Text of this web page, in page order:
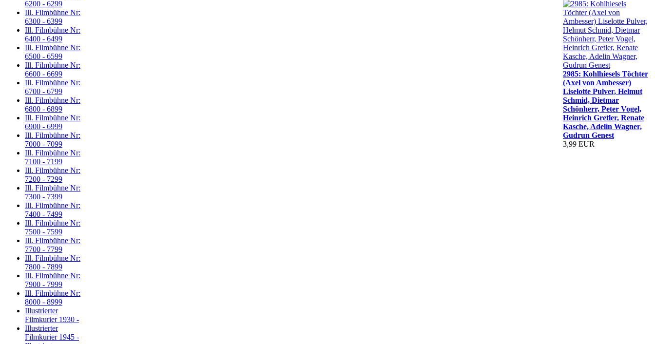
6200 - 6299
Ill. Filmbühne Nr:
6300 - 6399
Ill. Filmbühne Nr:
6400 - 6499
Ill. Filmbühne Nr:
6500 - 6599
Ill. Filmbühne Nr:
6600 - 6699
Ill. Filmbühne Nr:
6700 - 6799
Ill. Filmbühne Nr:
6800 - 6899
Ill. Filmbühne Nr:
6900 - 6999
Ill. Filmbühne Nr:
7000 - 7099
Ill. Filmbühne Nr:
7100 - 7199
Ill. Filmbühne Nr:
7200 - 7299
Ill. Filmbühne Nr:
7300 - 7399
Ill. Filmbühne Nr:
7400 - 7499
Ill. Filmbühne Nr:
7500 - 7599
Ill. Filmbühne Nr:
7700 - 7799
Ill. Filmbühne Nr:
7800 - 7899
Ill. Filmbühne Nr:
7900 - 7999
Ill. Filmbühne Nr:
8000 - 8999
Illustrierter
Filmkurier 1930 -
Illustrierter
Filmkurier 1945 -
2985: Kohlhiesels Töchter
(Axel von Ambesser)
Liselotte Pulver, Helmut
Schmid, Dietmar
Schönherr, Peter Vogel,
Heinrich Gretler, Renate
Kasche, Adelin Wagner,
Gudrun Genest
3,99 EUR